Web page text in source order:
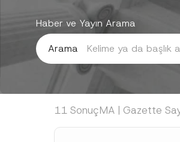
Haber ve Yayın Arama
Arama
11 SonuçMA | Gazette